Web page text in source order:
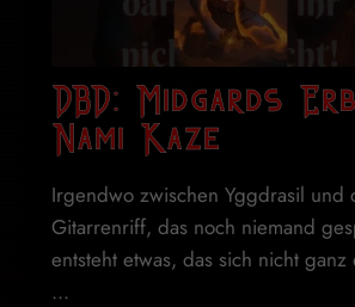
DBD: Midgards
Nami Kaze
Irgendwo zwischen Yggdrasil und
Gitarrenriff, das noch niemand
entsteht etwas, das sich nicht ganz
...